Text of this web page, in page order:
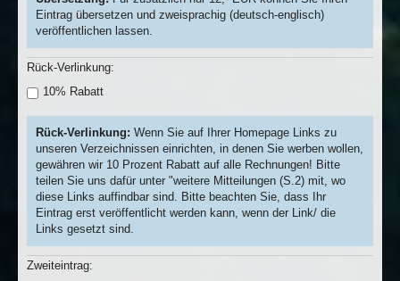
Eintrag übersetzen und zweisprachig (deutsch-englisch)
veröffentlichen lassen.
Rück-Verlinkung:
10% Rabatt
Rück-Verlinkung: Wenn Sie auf Ihrer Homepage Links zu
unseren Verzeichnissen einrichten, in denen Sie werben wollen,
gewähren wir 10 Prozent Rabatt auf alle Rechnungen! Bitte
teilen Sie uns dafür unter "weitere Mitteilungen (S.2) mit, wo
diese Links auffindbar sind. Bitte beachten Sie, dass Ihr
Eintrag erst veröffentlicht werden kann, wenn der Link/ die
Links gesetzt sind.
Zweiteintrag: